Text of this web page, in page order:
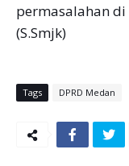
permasalahan
(S.Smjk)
Tags DPRD Medan